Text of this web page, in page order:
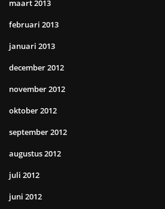
maart 2013
februari 2013
januari 2013
december 2012
november 2012
oktober 2012
september 2012
augustus 2012
juli 2012
juni 2012